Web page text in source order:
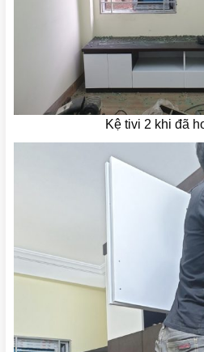
Kệ tivi 2 khi đã